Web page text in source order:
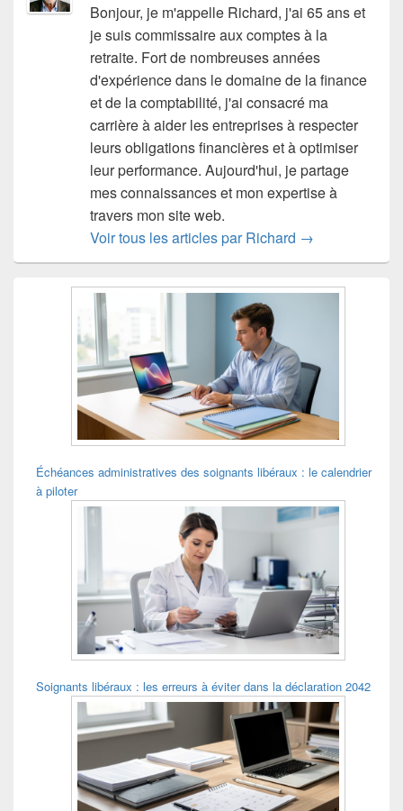
Bonjour, je m'appelle Richard, j'ai 65 ans et
je suis commissaire aux comptes à la
retraite. Fort de nombreuses années
d'expérience dans le domaine de la finance
et de la comptabilité, j'ai consacré ma
carrière à aider les entreprises à respecter
leurs obligations financières et à optimiser
leur performance. Aujourd'hui, je partage
mes connaissances et mon expertise à
travers mon site web.
Voir tous les articles par Richard →
Échéances administratives des soignants libéraux : le calendrier
à piloter
Soignants libéraux : les erreurs à éviter dans la déclaration 2042